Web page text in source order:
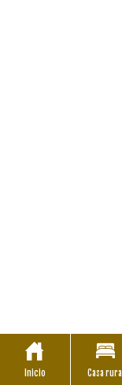
Inicio Casa rural